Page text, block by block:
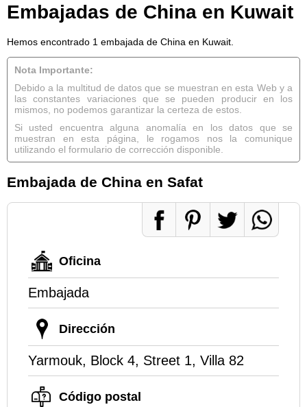
Embajadas de China en Kuwait
Hemos encontrado 1 embajada de China en Kuwait.
Nota Importante:
Debido a la multitud de datos que se muestran en esta Web y a
las constantes variaciones que se pueden producir en los
mismos, no podemos garantizar la certeza de estos.
Si usted encuentra alguna anomalía en los datos que se
muestran en esta página, le rogamos nos la comunique
utilizando el formulario de corrección disponible.
Embajada de China en Safat
Oficina
Embajada
Dirección
Yarmouk, Block 4, Street 1, Villa 82
Código postal